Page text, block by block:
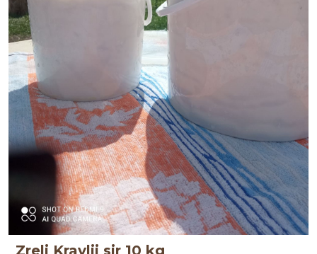
Zreli Kravlji sir 10 kg